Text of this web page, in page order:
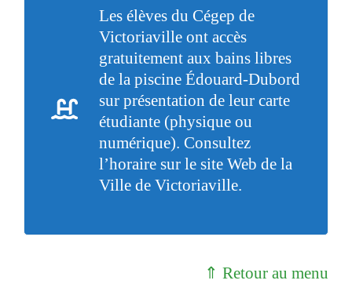
Les élèves du Cégep de
Victoriaville ont accès
gratuitement aux bains libres
de la piscine Édouard-Dubord
sur présentation de leur carte
étudiante (physique ou
numérique). Consultez
l’horaire sur le site Web de la
Ville de Victoriaville.
⇑ Retour au menu